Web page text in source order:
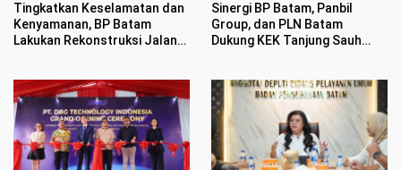
Tingkatkan Keselamatan dan
Kenyamanan, BP Batam
Lakukan Rekonstruksi Jalan
Sinergi BP Batam, Panbil
Group, dan PLN Batam
Dukung KEK Tanjung Sauh